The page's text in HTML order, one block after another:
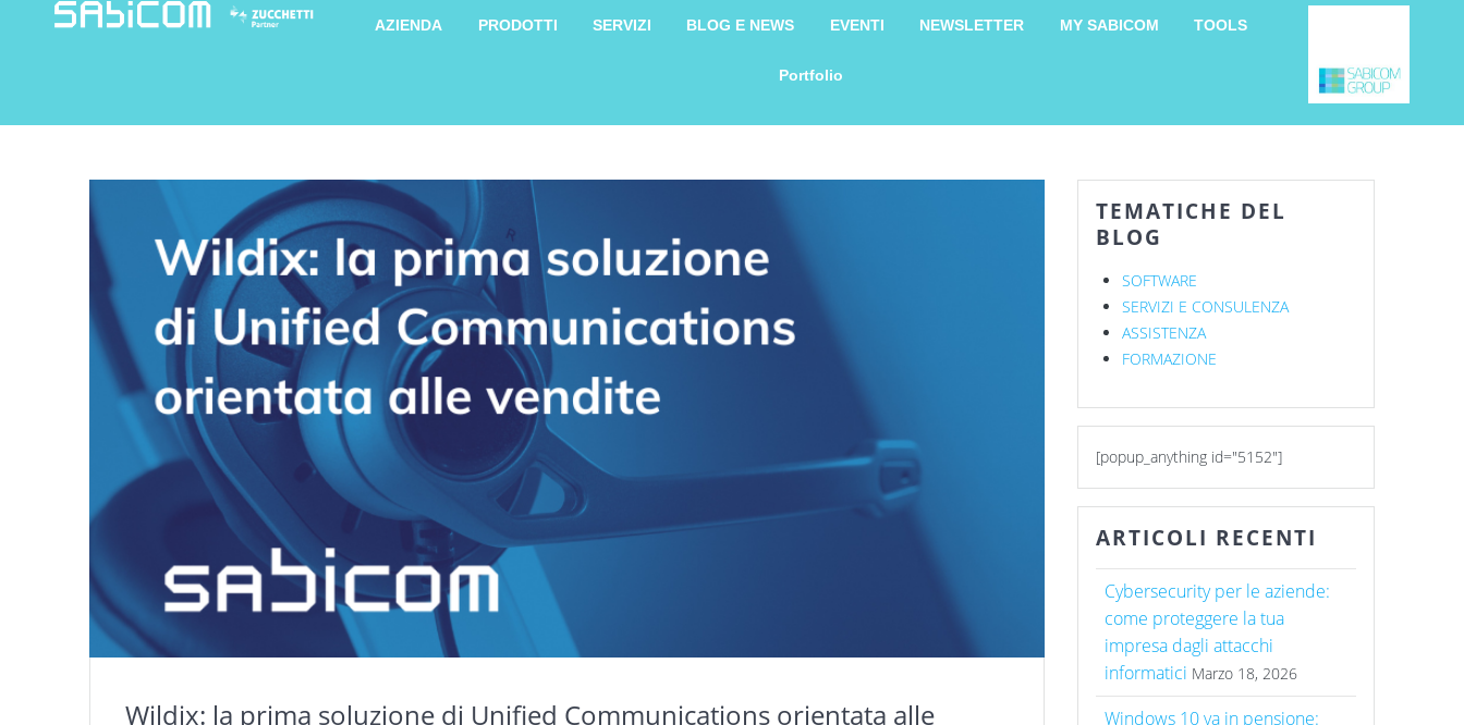
AZIENDA PRODOTTI SERVIZI BLOG E NEWS EVENTI NEWSLETTER MY SABICOM TOOLS
Portfolio
Wildix: la prima soluzione di Unified Communications orientata alle
TEMATICHE DEL
BLOG
SOFTWARE
SERVIZI E CONSULENZA
ASSISTENZA
FORMAZIONE
[popup_anything id="5152"]
ARTICOLI RECENTI
Cybersecurity per le aziende:
come proteggere la tua
impresa dagli attacchi
informatici Marzo 18, 2026
Windows 10 va in pensione: